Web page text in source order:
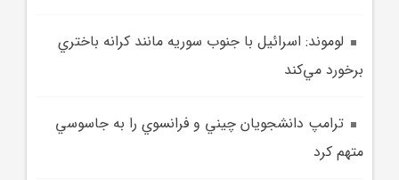
لوموند: اسرائيل با جنوب سوريه مانند کرانه باختري
برخورد مي‌کند
ترامپ دانشجويان چيني و فرانسوي را به جاسوسي
متهم کرد